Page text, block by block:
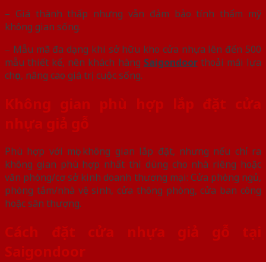
– Giá thành thấp nhưng vẫn đảm bảo tính thẩm mỹ
không gian sống.
– Mẫu mã đa dạng khi sở hữu kho cửa nhựa lên đến 500
mẫu thiết kế, nên khách hàng Saigondoorthoải mái lựa
chọn, nâng cao giá trị cuộc sống.
Không gian phù hợp lắp đặt cửa
nhựa giả gỗ
Phù hợp với mọi không gian lắp đặt, nhưng nếu chỉ ra
không gian phù hợp nhất thì dùng cho nhà riêng hoặc
văn phòng/cơ sở kinh doanh thương mại: Cửa phòng ngủ,
phòng tắm/nhà vệ sinh, cửa thông phòng, cửa ban công
hoặc sân thượng.
Cách đặt cửa nhựa giả gỗ tại
Saigondoor